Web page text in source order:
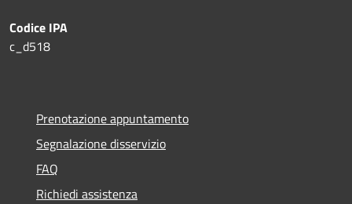
Codice IPA
c_d518
Prenotazione appuntamento
Segnalazione disservizio
FAQ
Richiedi assistenza